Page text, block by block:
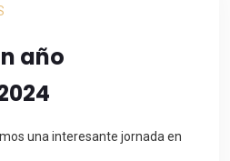
año
una interesante jornada en